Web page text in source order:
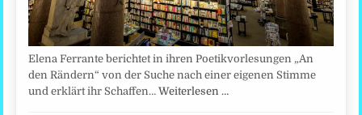
Elena Ferrante berichtet in ihren Poetikvorlesungen „An
den Rändern“ von der Suche nach einer eigenen Stimme
und erklärt ihr Schaffen…Weiterlesen …